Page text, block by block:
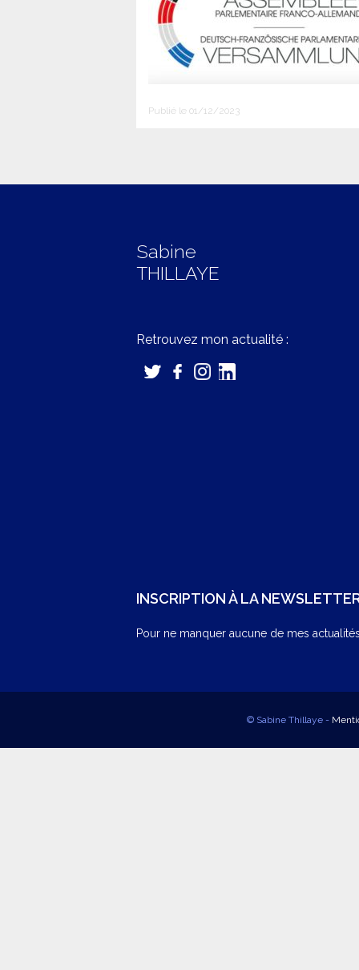
Publié le 01/12/2023
Sabine
THILLAYE
Retrouvez mon actualité :
INSCRIPTION À LA
Pour ne manquer aucune de mes
© Sabine Thillaye -